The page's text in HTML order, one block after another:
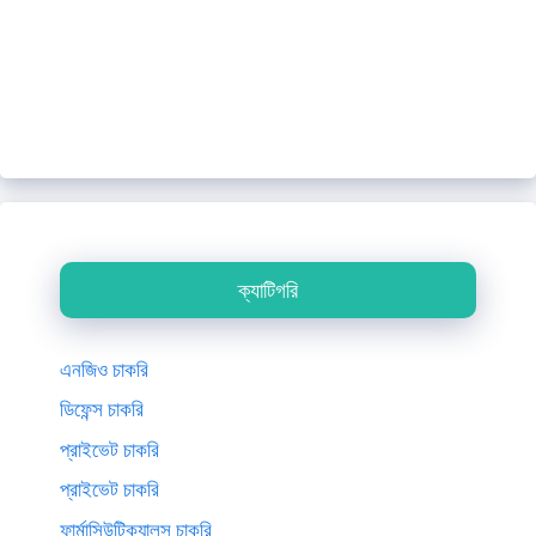
ক্যাটিগরি
এনজিও চাকরি
ডিফেন্স চাকরি
প্রাইভেট চাকরি
প্রাইভেট চাকরি
ফার্মাসিউটিক্যালস চাকরি